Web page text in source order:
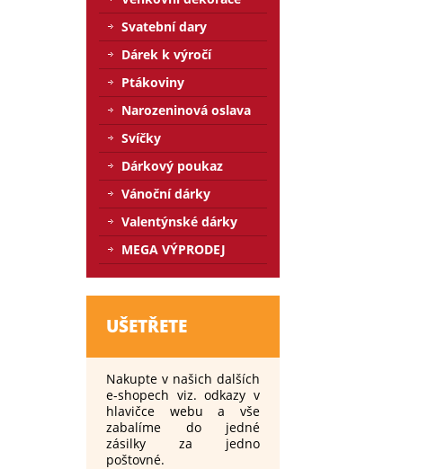
Svatební dary
Dárek k výročí
Ptákoviny
Narozeninová oslava
Svíčky
Dárkový poukaz
Vánoční dárky
Valentýnské dárky
MEGA VÝPRODEJ
UŠETŘETE
Nakupte v našich dalších
e-shopech viz. odkazy v
hlavičce webu a vše
zabalíme do jedné
zásilky za jedno
poštovné.